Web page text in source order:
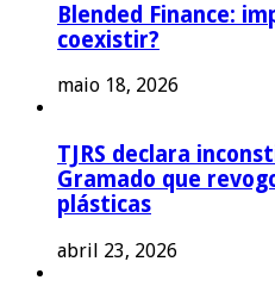
Blended Finance:
coexistir?
maio 18, 2026
TJRS declara
Gramado que
plásticas
abril 23, 2026